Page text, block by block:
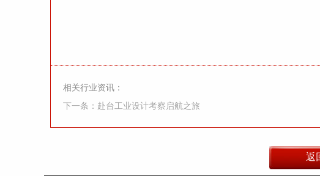
相关行业资讯：
下一条：赴台工业设计考察启航之旅